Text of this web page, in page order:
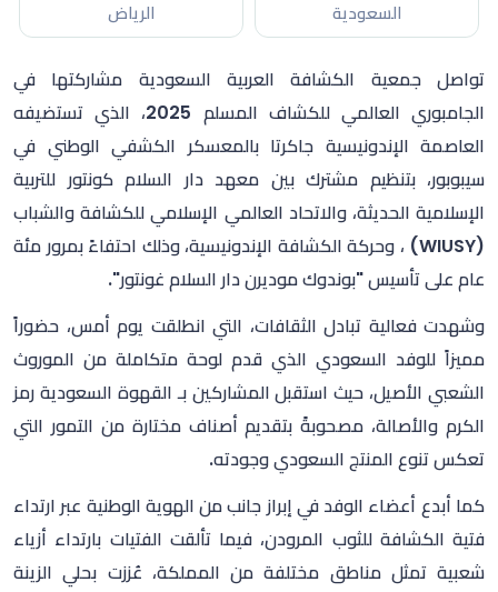
السعودية الرياض
تواصل جمعية الكشافة العربية السعودية مشاركتها في
الجامبوري العالمي للكشاف المسلم 2025، الذي تستضيفه
العاصمة الإندونيسية جاكرتا بالمعسكر الكشفي الوطني في
سيبوبور، بتنظيم مشترك بين معهد دار السلام كونتور للتربية
الإسلامية الحديثة، والاتحاد العالمي الإسلامي للكشافة والشباب
(WIUSY) ، وحركة الكشافة الإندونيسية، وذلك احتفاءً بمرور مئة
عام على تأسيس "بوندوك موديرن دار السلام غونتور".
وشهدت فعالية تبادل الثقافات، التي انطلقت يوم أمس، حضوراً
مميزاً للوفد السعودي الذي قدم لوحة متكاملة من الموروث
الشعبي الأصيل، حيث استقبل المشاركين بـ القهوة السعودية رمز
الكرم والأصالة، مصحوبةً بتقديم أصناف مختارة من التمور التي
تعكس تنوع المنتج السعودي وجودته.
كما أبدع أعضاء الوفد في إبراز جانب من الهوية الوطنية عبر ارتداء
فتية الكشافة للثوب المرودن، فيما تألقت الفتيات بارتداء أزياء
شعبية تمثل مناطق مختلفة من المملكة، عُززت بحلي الزينة